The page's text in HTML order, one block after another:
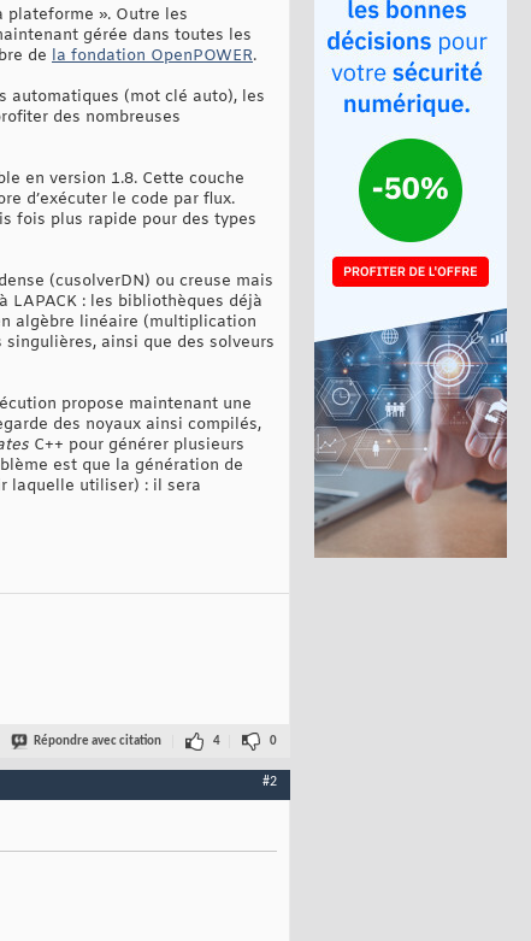
plateforme ». Outre les
gérée dans toutes les
de la fondation OpenPOWER.
automatiques (mot clé auto), les
des nombreuses
en version 1.8. Cette couche
d’exécuter le code par flux.
fois plus rapide pour des types
(cusolverDN) ou creuse mais
LAPACK : les bibliothèques déjà
algèbre linéaire (multiplication
singulières, ainsi que des solveurs
propose maintenant une
des noyaux ainsi compilés,
C++ pour générer plusieurs
est que la génération de
laquelle utiliser) : il sera
Répondre avec citation 4 0
#2